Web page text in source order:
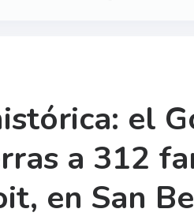
el
a 312
en San